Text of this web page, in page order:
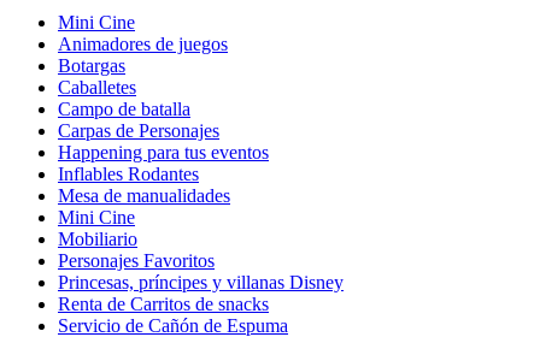
Mini Cine
Animadores de juegos
Botargas
Caballetes
Campo de batalla
Carpas de Personajes
Happening para tus eventos
Inflables Rodantes
Mesa de manualidades
Mini Cine
Mobiliario
Personajes Favoritos
Princesas, príncipes y villanas Disney
Renta de Carritos de snacks
Servicio de Cañón de Espuma